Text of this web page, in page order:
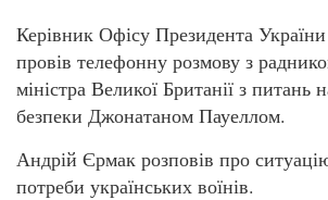
Керівник Офісу Президента
провів телефонну розмову з
міністра Великої Британії з питань
безпеки Джонатаном Пауеллом.
Андрій Єрмак розповів про
потреби українських воїнів.